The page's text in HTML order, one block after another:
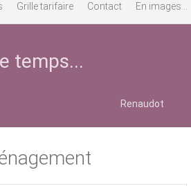
Grille tarifaire Contact En images...
temps...
Renaudot